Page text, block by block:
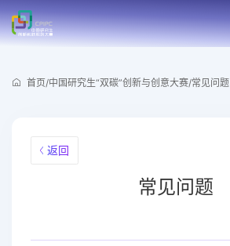
首页/中国研究生“双碳”创新与创意大赛/常见问题
返回
常见问题